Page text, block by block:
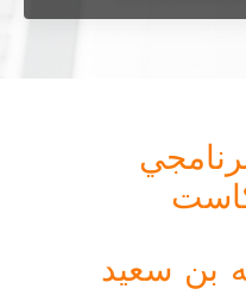
بن سعيد